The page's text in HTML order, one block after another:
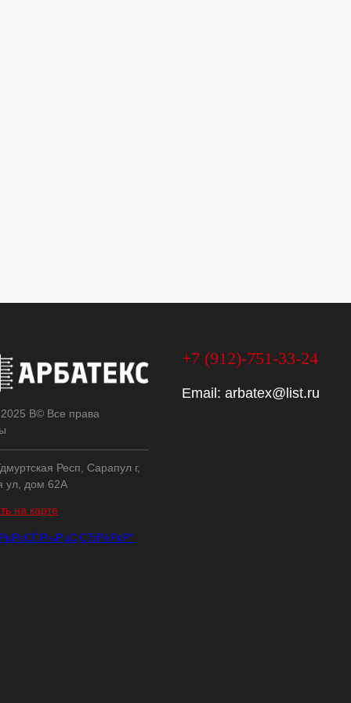
В© Все права
Респ, Сарапул г,
ул, дом 62А
на карте
+7 (912)-751-33-24
Email: arbatex@list.ru